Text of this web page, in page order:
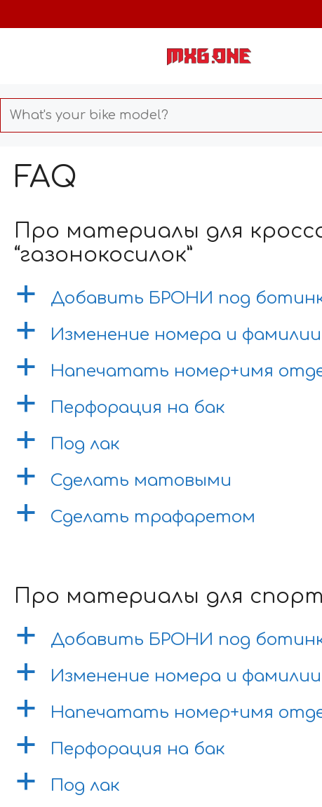
to
FAQ
Про материалы для
“газонокосилок”
a Добавить БРОНИ под
a Изменение номера и фамилии
a Напечатать номер+имя
a Перфорация на бак
a Под лак
a Сделать матовыми
a Сделать трафаретом
Про материалы для
a Добавить БРОНИ под
a Изменение номера и фамилии
a Напечатать номер+имя
a Перфорация на бак
a Под лак